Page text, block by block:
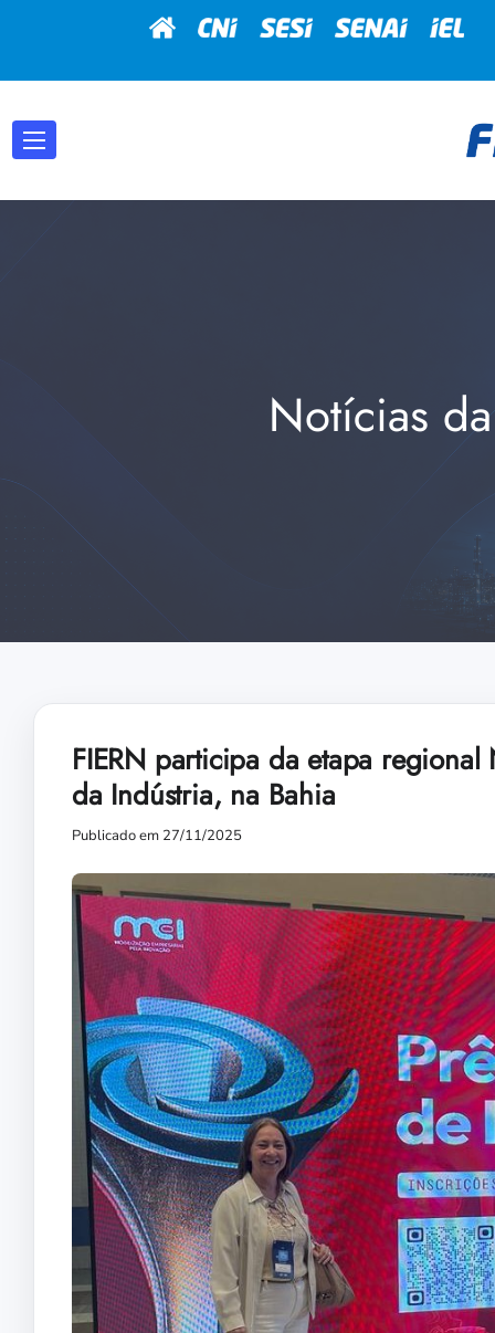
Notícias
FIERN participa da etapa
da Indústria, na Bahia
Publicado em 27/11/2025